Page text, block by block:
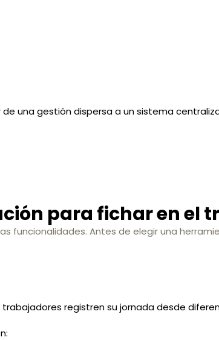
una gestión dispersa a un sistema
para fichar en el
funcionalidades. Antes de elegir una
registren su jornada desde